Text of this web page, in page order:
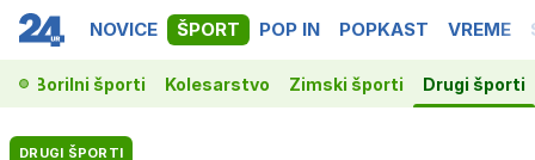
NOVICE ŠPORT POP IN POPKAST VREME
Borilni športi Kolesarstvo Zimski športi Drugi športi
DRUGI ŠPORTI